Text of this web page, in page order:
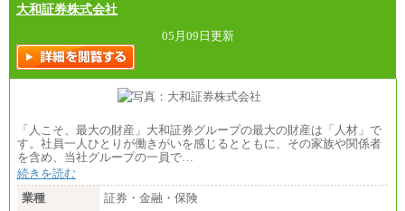
大和証券株式会社
05月09日更新
「人こそ、最大の財産」大和証券グループの最大の財産は「人材」で
す。社員一人ひとりが働きがいを感じるとともに、その家族や関係者
を含め、当社グループの一員で…
続きを読む
業種
証券・金融・保険